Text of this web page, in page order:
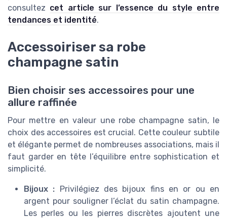
consultez cet article sur l’essence du style entre
tendances et identité.
Accessoiriser sa robe
champagne satin
Bien choisir ses accessoires pour une
allure raffinée
Pour mettre en valeur une robe champagne satin, le
choix des accessoires est crucial. Cette couleur subtile
et élégante permet de nombreuses associations, mais il
faut garder en tête l’équilibre entre sophistication et
simplicité.
Bijoux : Privilégiez des bijoux fins en or ou en
argent pour souligner l’éclat du satin champagne.
Les perles ou les pierres discrètes ajoutent une